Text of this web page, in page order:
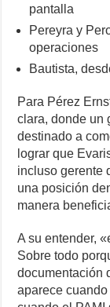
pantalla
Pereyra y
operaciones
Bautista,
Para Pérez
clara, donde un
destinado a
lograr que
incluso gerente
una posición
manera
A su entender,
Sobre todo
documentación
aparece